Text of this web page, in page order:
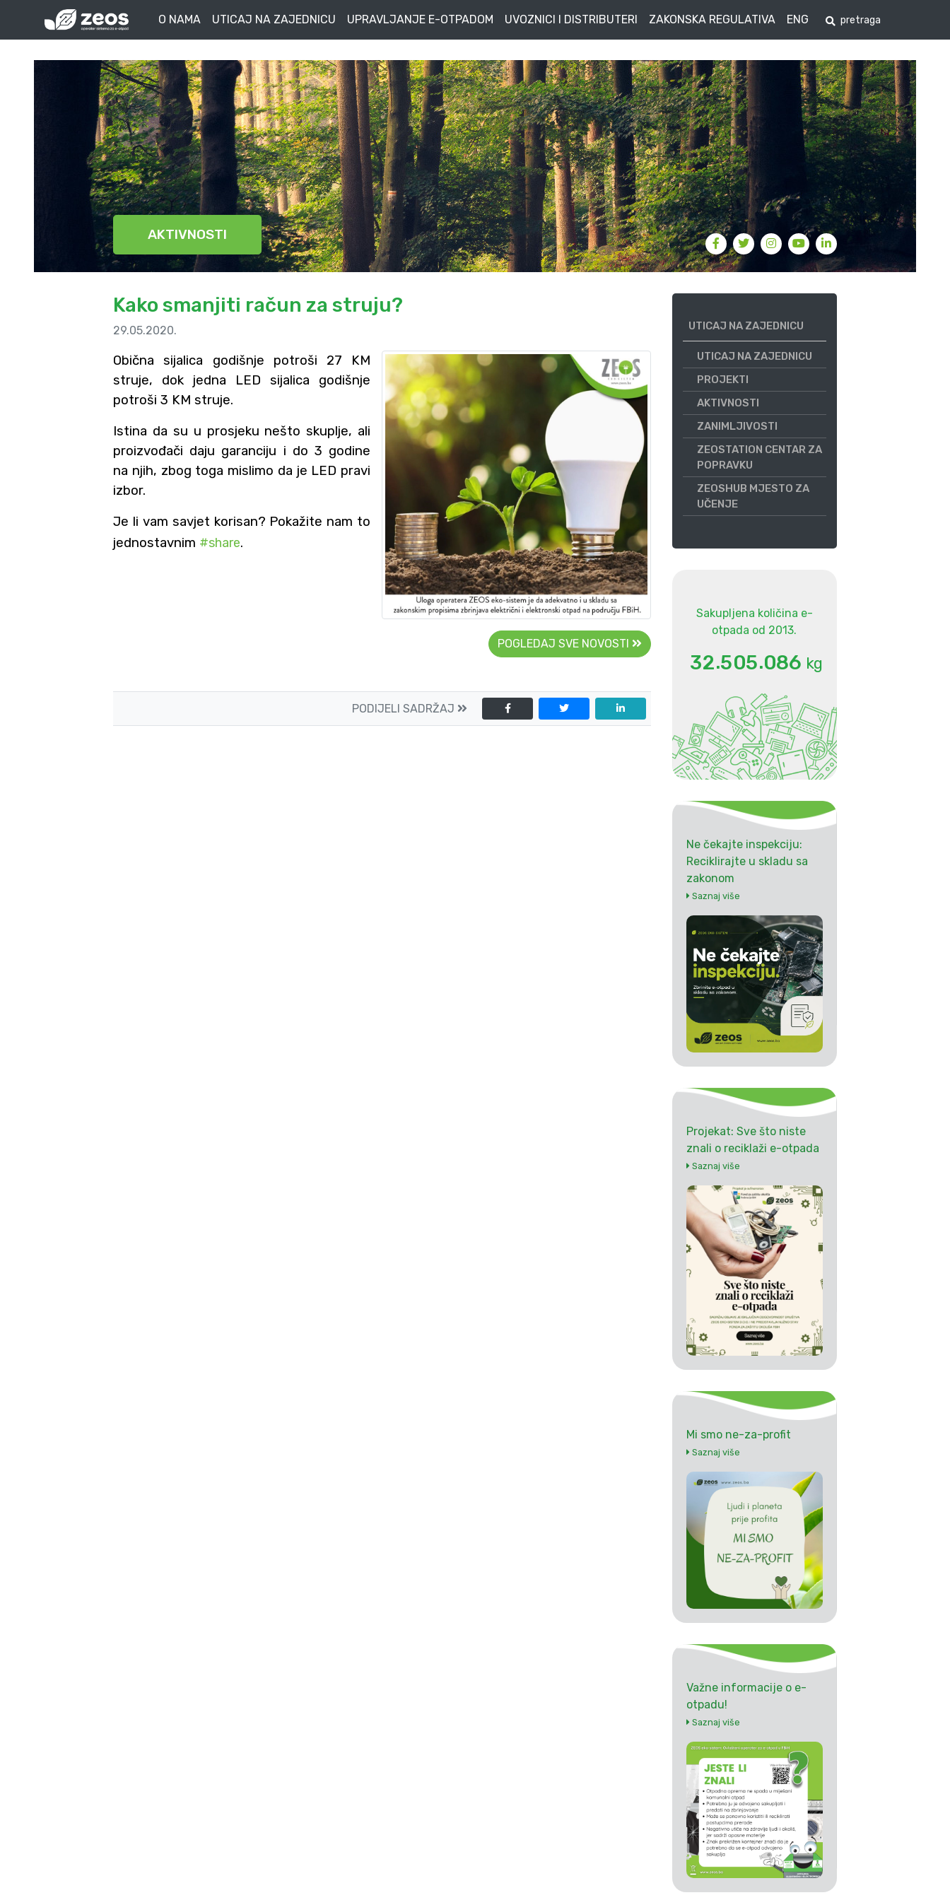
O NAMA UTICAJ NA ZAJEDNICU UPRAVLJANJE E-OTPADOM UVOZNICI I DISTRIBUTERI ZAKONSKA REGULATIVA ENG
AKTIVNOSTI
Kako smanjiti račun za struju?
29.05.2020.
Obična sijalica godišnje potroši 27 KM
struje, dok jedna LED sijalica godišnje
potroši 3 KM struje.
Istina da su u prosjeku nešto skuplje, ali
proizvođači daju garanciju i do 3 godine
na njih, zbog toga mislimo da je LED pravi
izbor.
Je li vam savjet korisan? Pokažite nam to
jednostavnim #share.
POGLEDAJ SVE NOVOSTI
PODIJELI SADRŽAJ
UTICAJ NA ZAJEDNICU
UTICAJ NA ZAJEDNICU
PROJEKTI
AKTIVNOSTI
ZANIMLJIVOSTI
ZEOSTATION CENTAR ZA
POPRAVKU
ZEOSHUB MJESTO ZA
UČENJE
Sakupljena količina e-
otpada od 2013.
32.505.086 kg
Ne čekajte inspekciju:
Reciklirajte u skladu sa
zakonom
Saznaj više
Projekat: Sve što niste
znali o reciklaži e-otpada
Saznaj više
Mi smo ne-za-profit
Saznaj više
Važne informacije o e-
otpadu!
Saznaj više